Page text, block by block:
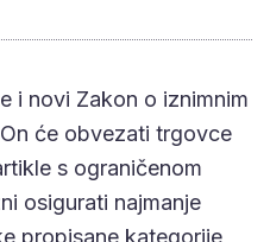
i novi Zakon o iznimnim
će obvezati trgovce
s ograničenom
osigurati najmanje
propisane kategorije